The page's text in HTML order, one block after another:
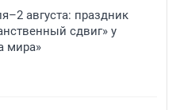
августа: праздник
сдвиг» у
мира»